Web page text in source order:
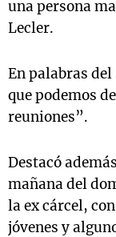
una persona
Lecler.
En palabras
que podemos
reuniones”.
Destacó
mañana del
la ex cárcel,
jóvenes y